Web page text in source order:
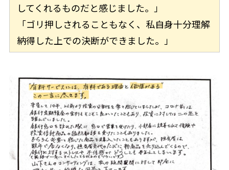
してくれるものだと感じました。」
「ゴリ押しされることもなく、私自身十分理解
納得した上での決断ができました。」